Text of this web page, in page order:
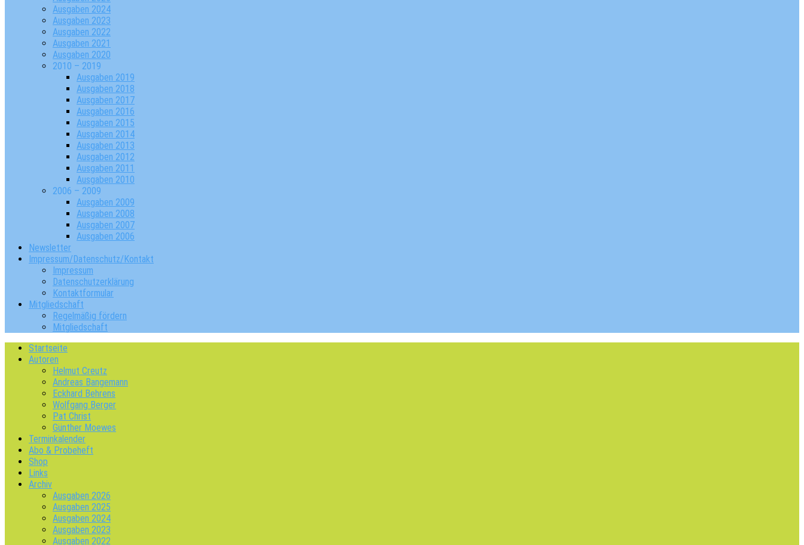
Ausgaben 2024
Ausgaben 2023
Ausgaben 2022
Ausgaben 2021
Ausgaben 2020
2010 – 2019
Ausgaben 2019
Ausgaben 2018
Ausgaben 2017
Ausgaben 2016
Ausgaben 2015
Ausgaben 2014
Ausgaben 2013
Ausgaben 2012
Ausgaben 2011
Ausgaben 2010
2006 – 2009
Ausgaben 2009
Ausgaben 2008
Ausgaben 2007
Ausgaben 2006
Newsletter
Impressum/Datenschutz/Kontakt
Impressum
Datenschutzerklärung
Kontaktformular
Mitgliedschaft
Regelmäßig fördern
Mitgliedschaft
Startseite
Autoren
Helmut Creutz
Andreas Bangemann
Eckhard Behrens
Wolfgang Berger
Pat Christ
Günther Moewes
Terminkalender
Abo & Probeheft
Shop
Links
Archiv
Ausgaben 2026
Ausgaben 2025
Ausgaben 2024
Ausgaben 2023
Ausgaben 2022